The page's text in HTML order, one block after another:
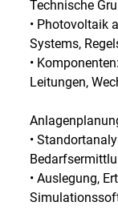
Technische
• Photovoltaik
Systems,
•
Leitungen,
•
• Auslegung,